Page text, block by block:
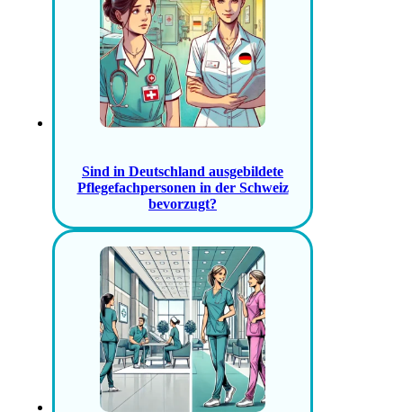
Sind in Deutschland ausgebildete
Pflegefachpersonen in der Schweiz
bevorzugt?